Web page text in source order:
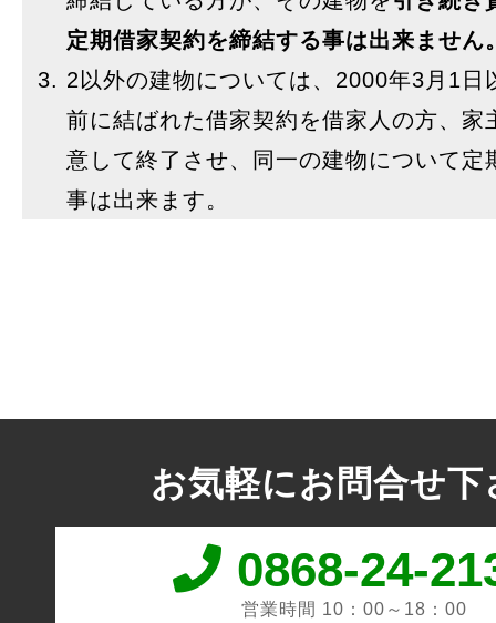
定期借家契約を締結する事は出来ません
2以外の建物については、2000年3月1日
前に結ばれた借家契約を借家人の方、家
意して終了させ、同一の建物について定
事は出来ます。
お気軽にお問合せ下
0868-24-
営業時間 10：00～18：00